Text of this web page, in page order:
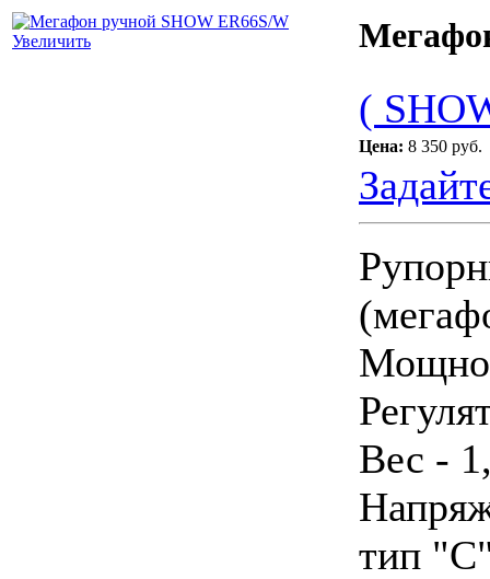
Увеличить
(
Цена: 8 350 руб.
Вес -
тип